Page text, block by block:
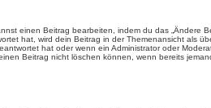
einen Beitrag bearbeiten, indem du das „Ändere
hat, wird dein Beitrag in der Themenansicht als
hat oder wenn ein Administrator oder
Beitrag nicht löschen können, wenn bereits